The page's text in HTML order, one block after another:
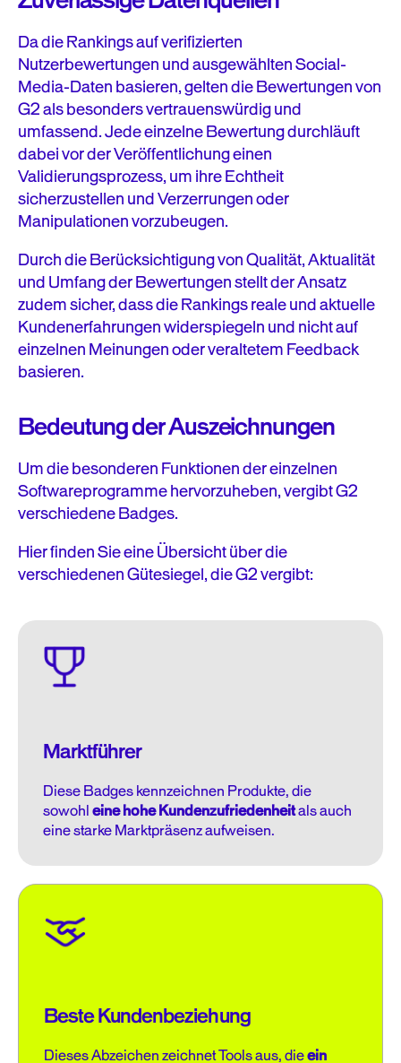
Da die Rankings auf verifizierten
Nutzerbewertungen und ausgewählten Social-
Media-Daten basieren, gelten die Bewertungen von
G2 als besonders vertrauenswürdig und
umfassend. Jede einzelne Bewertung durchläuft
dabei vor der Veröffentlichung einen
Validierungsprozess, um ihre Echtheit
sicherzustellen und Verzerrungen oder
Manipulationen vorzubeugen.
Durch die Berücksichtigung von Qualität, Aktualität
und Umfang der Bewertungen stellt der Ansatz
zudem sicher, dass die Rankings reale und aktuelle
Kundenerfahrungen widerspiegeln und nicht auf
einzelnen Meinungen oder veraltetem Feedback
basieren.
Bedeutung der Auszeichnungen
Um die besonderen Funktionen der einzelnen
Softwareprogramme hervorzuheben, vergibt G2
verschiedene Badges.
Hier finden Sie eine Übersicht über die
verschiedenen Gütesiegel, die G2 vergibt:
Marktführer
Diese Badges kennzeichnen Produkte, die
sowohleine hohe Kundenzufriedenheitals auch
eine starke Marktpräsenz aufweisen.
Beste Kundenbeziehung
Dieses Abzeichen zeichnet Tools aus, dieein